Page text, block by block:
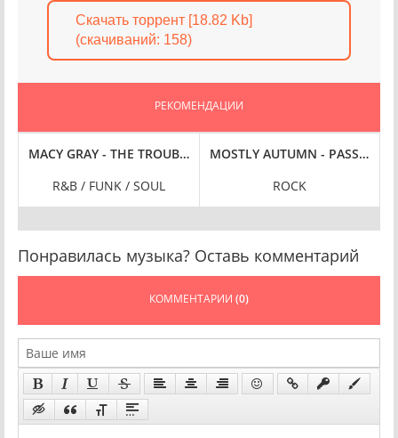
Скачать торрент [18.82 Kb]
(cкачиваний: 158)
РЕКОМЕНДАЦИИ
MACY GRAY - THE TROUBLE WITH BEING MYSELF (2003)
R&B / FUNK / SOUL
MOSTLY AUTUMN -
ROCK
Понравилась музыка? Оставь комментарий
КОММЕНТАРИИ (0)